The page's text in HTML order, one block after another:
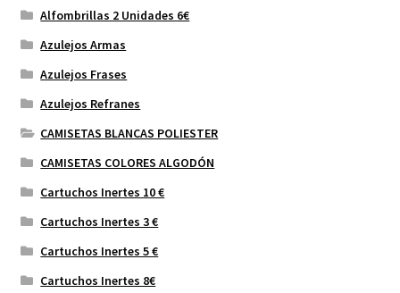
Alfombrillas 2 Unidades 6€
Azulejos Armas
Azulejos Frases
Azulejos Refranes
CAMISETAS BLANCAS POLIESTER
CAMISETAS COLORES ALGODÓN
Cartuchos Inertes 10 €
Cartuchos Inertes 3 €
Cartuchos Inertes 5 €
Cartuchos Inertes 8€